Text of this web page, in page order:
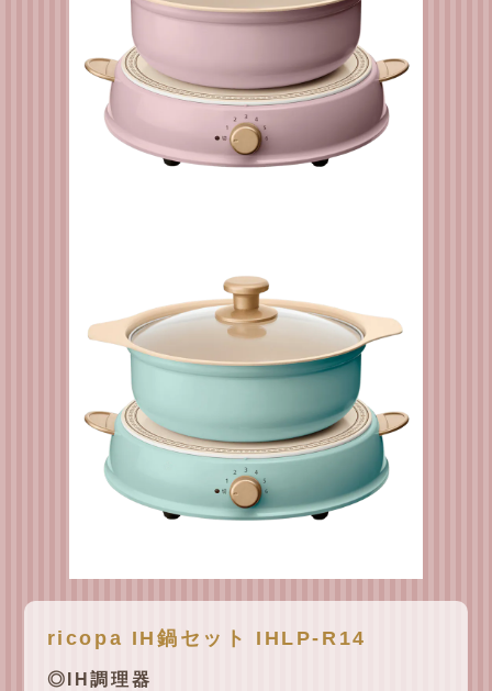
ricopa IH鍋セット IHLP-R14
◎IH調理器